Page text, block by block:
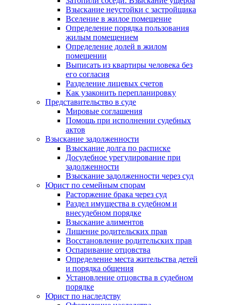
Взыскание неустойки с застройщика
Вселение в жилое помещение
Определение порядка пользования
жилым помещением
Определение долей в жилом
помещении
Выписать из квартиры человека без
его согласия
Разделение лицевых счетов
Как узаконить перепланировку
Представительство в суде
Мировые соглашения
Помощь при исполнении судебных
актов
Взыскание задолженности
Взыскание долга по расписке
Досудебное урегулирование при
задолженности
Взыскание задолженности через суд
Юрист по семейным спорам
Расторжение брака через суд
Раздел имущества в судебном и
внесудебном порядке
Взыскание алиментов
Лишение родительских прав
Восстановление родительских прав
Оспаривание отцовства
Определение места жительства детей
и порядка общения
Установление отцовства в судебном
порядке
Юрист по наследству